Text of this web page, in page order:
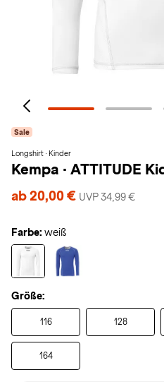
Sale
Longshirt · Kinder
Kempa · ATTITUDE
ab 20,00 € UVP 34,99 €
Farbe: weiß
Größe:
116 128
164